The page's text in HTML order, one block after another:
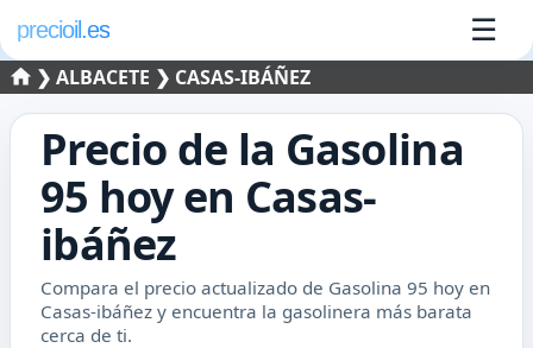
precioil.es ☰
❯ALBACETE ❯ CASAS-IBÁÑEZ
Precio de la Gasolina
95 hoy en Casas-
ibáñez
Compara el precio actualizado de Gasolina 95 hoy en
Casas-ibáñez y encuentra la gasolinera más barata
cerca de ti.